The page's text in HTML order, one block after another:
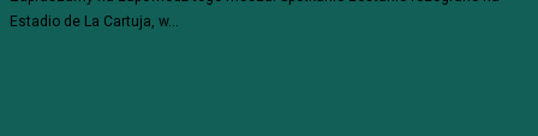
Estadio de La Cartuja, w...